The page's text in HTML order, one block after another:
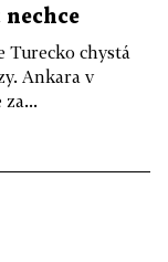
nechce
chystá
Ankara v